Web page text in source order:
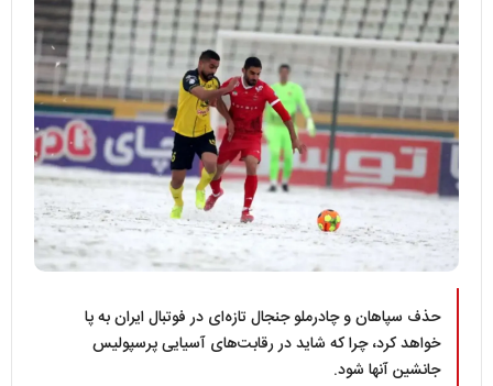
حذف سپاهان و چادرملو جنجال تازه‌ای در فوتبال ایران به پا
خواهد کرد، چرا که شاید در رقابت‌های آسیایی پرسپولیس
جانشین آنها شود.